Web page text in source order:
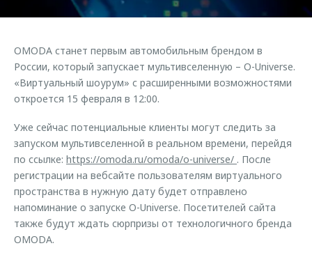
Страхование
Аксессуары
Одежда и сувениры
Оригинальные аксессуары
Запчасти
Трейд-ин
Калькулятор трейд-ин
Клиентская поддержка
Клуб владельцев OMODA
Приложение O&J
Одежда и сувениры
Оригинальные аксессуары
Запчасти
Обратная связь
OMODA станет первым автомобильным брендом в
России, который запускает мультивселенную – O-Universe.
«Виртуальный шоурум» с расширенными возможностями
откроется 15 февраля в 12:00.
Уже сейчас потенциальные клиенты могут следить за
запуском мультивселенной в реальном времени, перейдя
по ссылке: https://omoda.ru/omoda/o-universe/ . После
регистрации на вебсайте пользователям виртуального
пространства в нужную дату будет отправлено
напоминание о запуске O-Universe. Посетителей сайта
также будут ждать сюрпризы от технологичного бренда
OMODA.